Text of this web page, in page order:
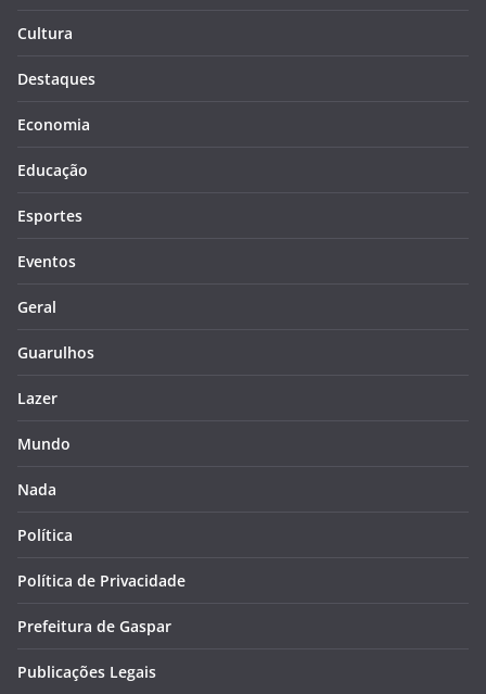
Cultura
Destaques
Economia
Educação
Esportes
Eventos
Geral
Guarulhos
Lazer
Mundo
Nada
Política
Política de Privacidade
Prefeitura de Gaspar
Publicações Legais